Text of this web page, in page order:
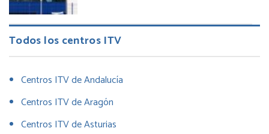
Todos los centros ITV
Centros ITV de Andalucía
Centros ITV de Aragón
Centros ITV de Asturias